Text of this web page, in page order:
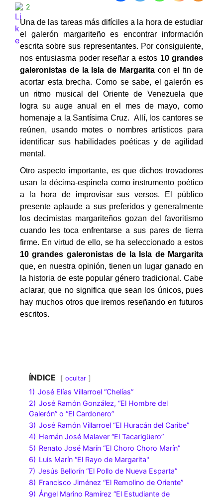
2
Una de las tareas más difíciles a la hora de estudiar
el galerón margariteño es encontrar información
escrita sobre sus representantes. Por consiguiente,
nos entusiasma poder reseñar a estos 10 grandes
galeronistas de la Isla de Margaritacon el fin de
acortar esta brecha. Como se sabe, el galerón es
un ritmo musical del Oriente de Venezuela que
logra su auge anual en el mes de mayo, como
homenaje a la Santísima Cruz. Allí, los cantores se
reúnen, usando motes o nombres artísticos para
identificar sus habilidades poéticas y de agilidad
mental.
Otro aspecto importante, es que dichos trovadores
usan la décima-espinela como instrumento poético
a la hora de improvisar sus versos. El público
presente aplaude a sus preferidos y generalmente
los decimistas margariteños gozan del favoritismo
cuando les toca enfrentarse a sus pares de tierra
firme. En virtud de ello, se ha seleccionado a estos
10 grandes galeronistas de la Isla de Margarita
que, en nuestra opinión, tienen un lugar ganado en
la historia de este popular género tradicional. Cabe
aclarar, que no significa que sean los únicos, pues
hay muchos otros que iremos reseñando en futuros
escritos.
ÍNDICE ocultar
1) José Elías Villarroel “Chelías”
2) José Ramón González, “El Hombre del
Galerón” o “El Cardonero”
3) José Ramón Villarroel “El Huracán del Caribe”
4) Hernán José Malaver “El Tacarigüero”
5) Renato José Marín “El Choro Choro Marín”
6) Luis Marín “El Rayo de Margarita"
7) Jesús Bellorín “El Pollo de Nueva Esparta”
8) Francisco Jiménez “El Remolino de Oriente”
9) Ángel Marino Ramírez “El Estudiante de